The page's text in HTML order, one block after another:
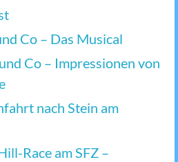
Co – Das Musical
Co – Impressionen von
nach Stein am
Race am SFZ –